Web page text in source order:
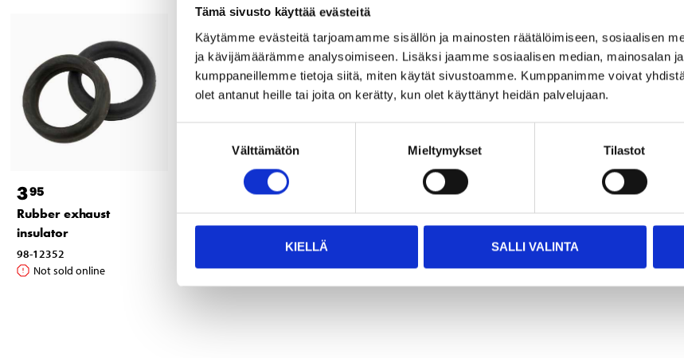
Tämä sivusto käyttää evästeitä
Käytämme evästeitä tarjoamamme sisällön ja mainosten räätälöimiseen, sosiaalisen
ja kävijämäärämme analysoimiseen. Lisäksi jaamme sosiaalisen median, mainosalan
kumppaneillemme tietoja siitä, miten käytät sivustoamme. Kumppanimme voivat
olet antanut heille tai joita on kerätty, kun olet käyttänyt heidän palvelujaan.
Välttämätön Mieltymykset Tilastot
KIELLÄ SALLI VALINTA
395
Rubber exhaust
insulator
98-12352
Not sold online
Rubber exhaust
insulator
Not sold online
Rubber exhaust
insulator
Not sold online
Mounting adhesive,
36-1772
Sold online